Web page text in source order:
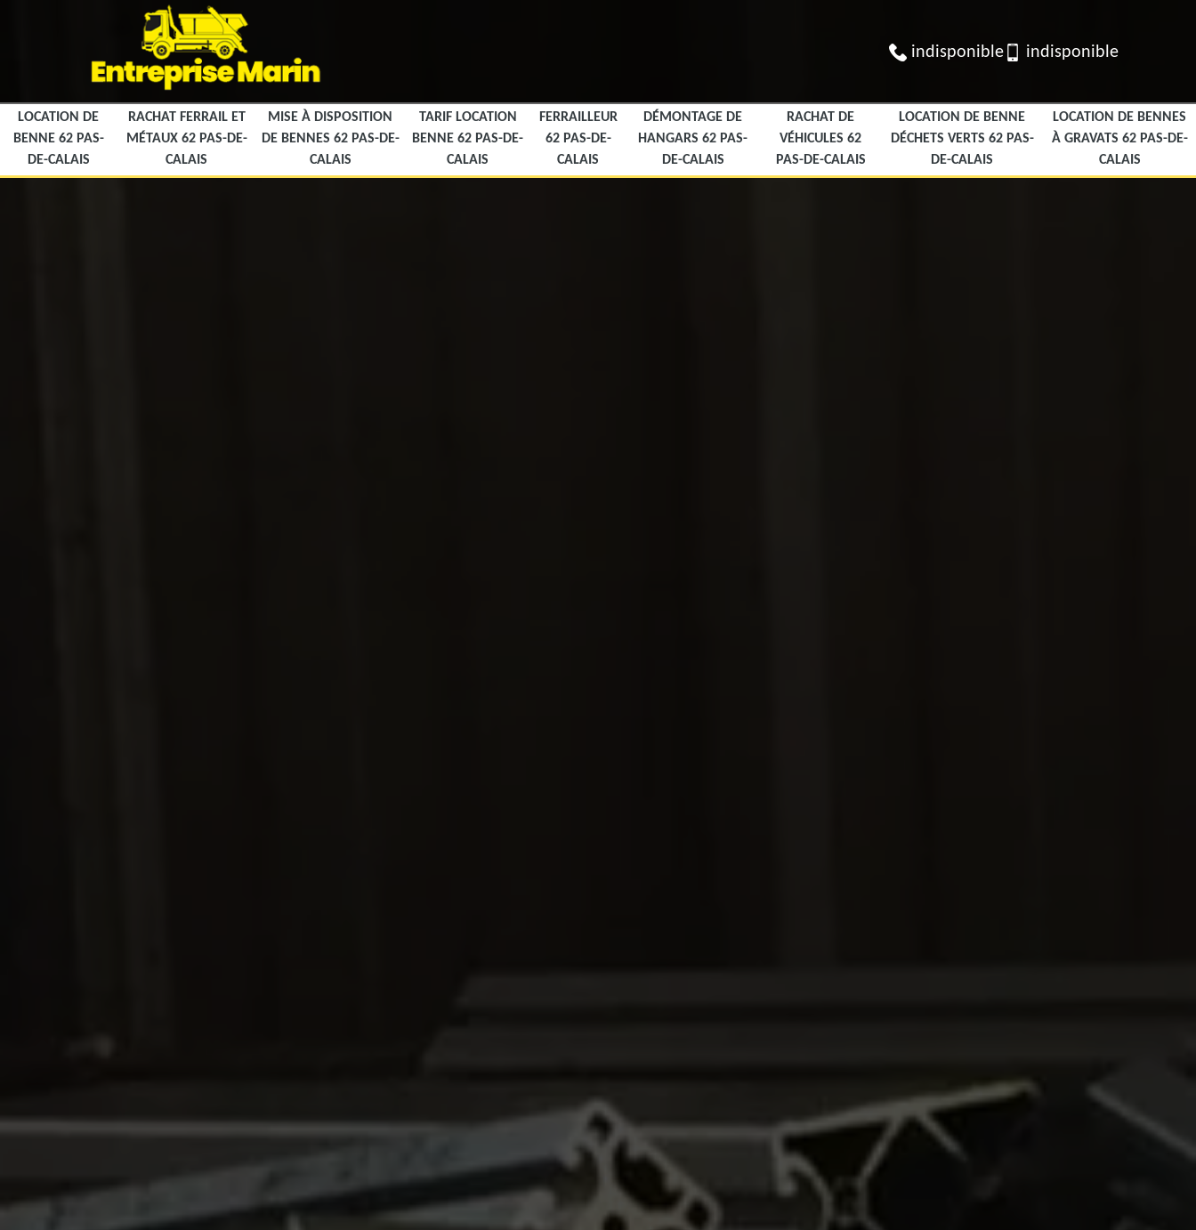
indisponible indisponible
LOCATION DE
BENNE 62 PAS-
DE-CALAIS
RACHAT FERRAIL ET
MÉTAUX 62 PAS-DE-
CALAIS
MISE À DISPOSITION
DE BENNES 62 PAS-DE-
CALAIS
TARIF LOCATION
BENNE 62 PAS-DE-
CALAIS
FERRAILLEUR
62 PAS-DE-
CALAIS
DÉMONTAGE DE
HANGARS 62 PAS-
DE-CALAIS
RACHAT DE
VÉHICULES 62
PAS-DE-CALAIS
LOCATION DE BENNE
DÉCHETS VERTS 62 PAS-
DE-CALAIS
LOCATION DE BENNES
À GRAVATS 62 PAS-DE-
CALAIS